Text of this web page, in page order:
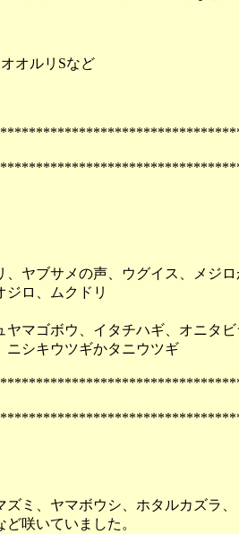
オルリSなど
ヤブサメの声、ウグイス、メジロ
ロ、ムクドリ
マゴボウ、イタチハギ、オニタビ
シキウツギかタニウツギ
ミ、ヤマボウシ、ホタルカズラ、
咲いていました。